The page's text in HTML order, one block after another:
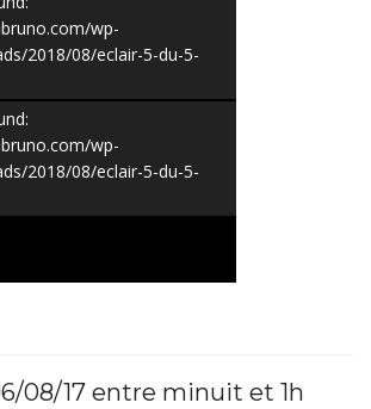
wp-
2018/08/eclair-5-du-5-
wp-
2018/08/eclair-5-du-5-
08/17 entre minuit et 1h